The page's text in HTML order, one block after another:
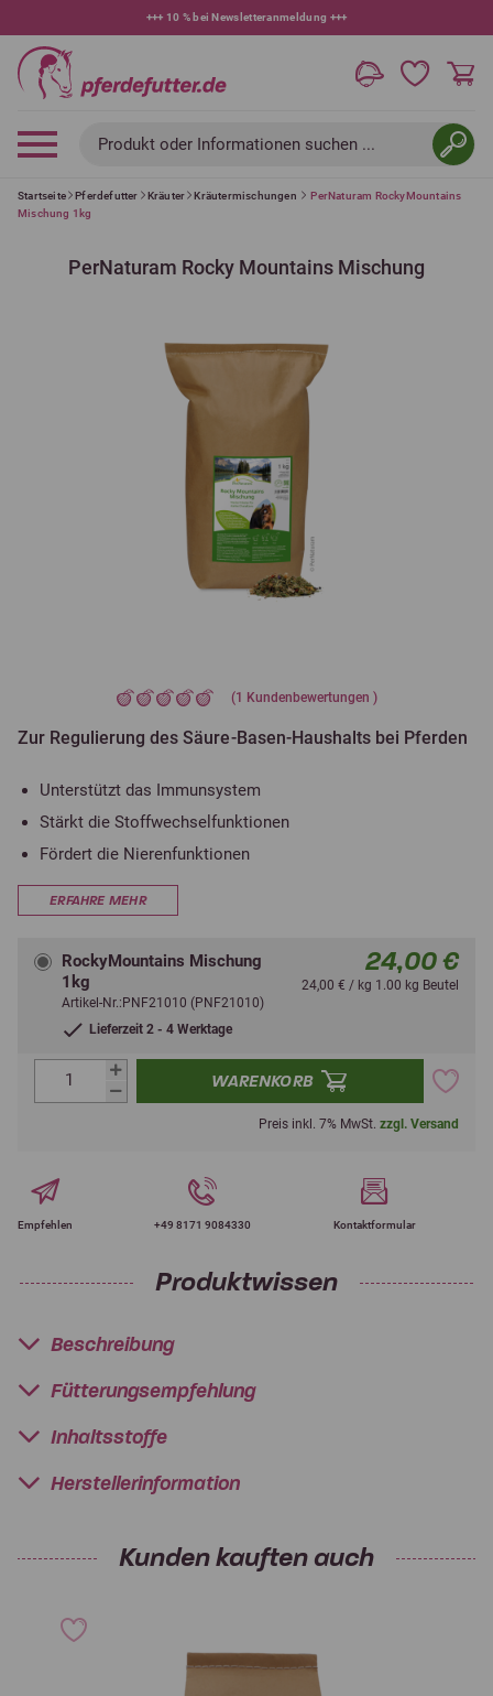
+++ 10 % bei Newsletteranmeldung +++
Produkt oder Informationen suchen ...
Startseite Pferdefutter Kräuter Kräutermischungen
PerNaturam RockyMountains
Mischung 1kg
PerNaturam Rocky Mountains Mischung
(1 Kundenbewertungen )
Zur Regulierung des Säure-Basen-Haushalts bei Pferden
Unterstützt das Immunsystem
Stärkt die Stoffwechselfunktionen
Fördert die Nierenfunktionen
ERFAHRE MEHR
RockyMountains Mischung
1kg
Artikel-Nr.:PNF21010 (PNF21010)
Lieferzeit 2 - 4 Werktage
24,00 €
24,00 € / kg 1.00 kg Beutel
WARENKORB
Preis inkl. 7% MwSt. zzgl. Versand
Empfehlen +49 8171 9084330 Kontaktformular
Produktwissen
Beschreibung
Fütterungsempfehlung
Inhaltsstoffe
Herstellerinformation
Kunden kauften auch